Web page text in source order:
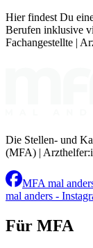
Hier findest Du
Berufen inklusive
Fachangestellte |
Die Stellen- und
(MFA) |
MFA mal
mal anders -
Für MFA